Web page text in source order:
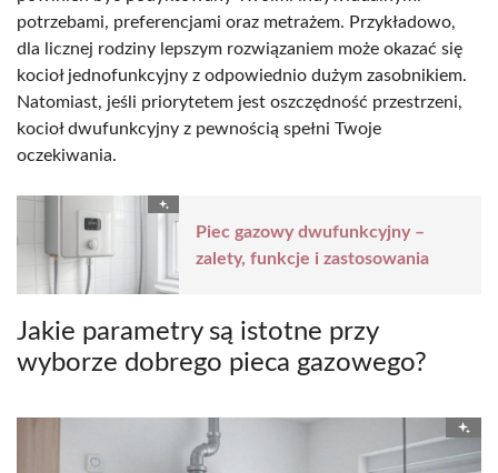
potrzebami, preferencjami oraz metrażem. Przykładowo,
dla licznej rodziny lepszym rozwiązaniem może okazać się
kocioł jednofunkcyjny z odpowiednio dużym zasobnikiem.
Natomiast, jeśli priorytetem jest oszczędność przestrzeni,
kocioł dwufunkcyjny z pewnością spełni Twoje
oczekiwania.
Piec gazowy dwufunkcyjny –
zalety, funkcje i zastosowania
Jakie parametry są istotne przy
wyborze dobrego pieca gazowego?